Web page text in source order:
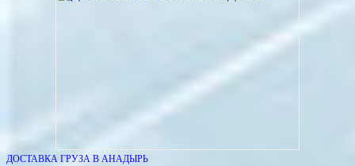
ДОСТАВКА ГРУЗА В АНАДЫРЬ